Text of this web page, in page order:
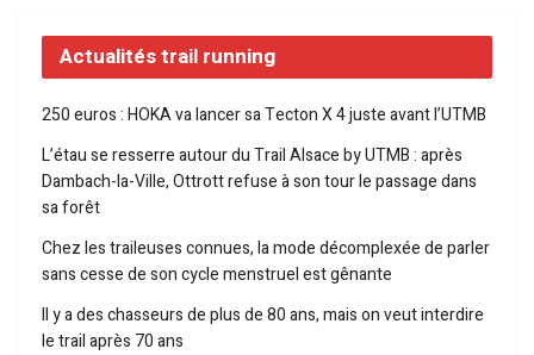
Actualités trail running
250 euros : HOKA va lancer sa Tecton X 4 juste avant l’UTMB
L’étau se resserre autour du Trail Alsace by UTMB : après
Dambach-la-Ville, Ottrott refuse à son tour le passage dans
sa forêt
Chez les traileuses connues, la mode décomplexée de parler
sans cesse de son cycle menstruel est gênante
Il y a des chasseurs de plus de 80 ans, mais on veut interdire
le trail après 70 ans